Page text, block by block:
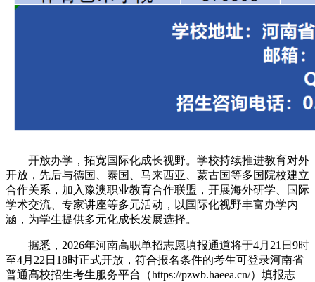
开放办学，拓宽国际化成长视野。学校持续推进教育对外
开放，先后与德国、泰国、马来西亚、蒙古国等多国院校建立
合作关系，加入豫澳职业教育合作联盟，开展海外研学、国际
学术交流、专家讲座等多元活动，以国际化视野丰富办学内
涵，为学生提供多元化成长发展选择。
据悉，2026年河南高职单招志愿填报通道将于4月21日9时
至4月22日18时正式开放，符合报名条件的考生可登录河南省
普通高校招生考生服务平台（https://pzwb.haeea.cn/）填报志